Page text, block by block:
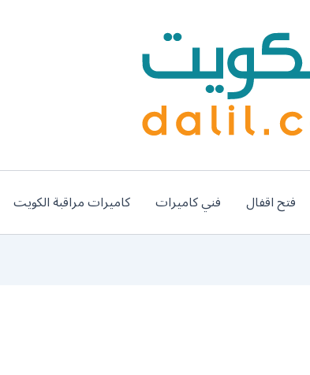
فتح اقفال فني كاميرات كاميرات مراقبة الكويت